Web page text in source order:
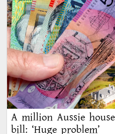
A million Aussie
bill: ‘Huge problem’